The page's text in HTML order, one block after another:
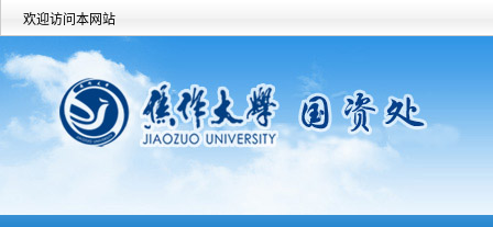
欢迎访问本网站